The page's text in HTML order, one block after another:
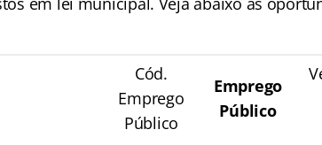
Cód.
Emprego
Público
Emprego
Público